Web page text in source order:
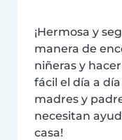
¡Hermosa y
manera de
niñeras y
fácil el día a
madres y
necesitan
casa!